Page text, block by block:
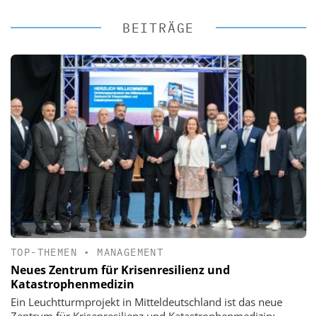
BEITRÄGE
TOP-THEMEN • MANAGEMENT
Neues Zentrum für Krisenresilienz und
Katastrophenmedizin
Ein Leuchtturmprojekt in Mitteldeutschland ist das neue